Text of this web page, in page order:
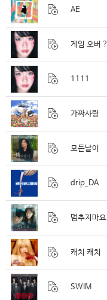
AE
게임 오버 ?
1111
가짜사랑
모든날이
drip_DA
멈추지마요
캐치 캐치
SWIM